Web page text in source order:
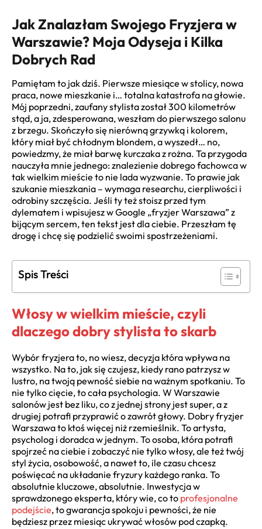
Jak Znalazłam Swojego Fryzjera w
Warszawie? Moja Odyseja i Kilka
Dobrych Rad
Pamiętam to jak dziś. Pierwsze miesiące w stolicy, nowa
praca, nowe mieszkanie i… totalna katastrofa na głowie.
Mój poprzedni, zaufany stylista został 300 kilometrów
stąd, a ja, zdesperowana, weszłam do pierwszego salonu
z brzegu. Skończyło się nierówną grzywką i kolorem,
który miał być chłodnym blondem, a wyszedł… no,
powiedzmy, że miał barwę kurczaka z rożna. Ta przygoda
nauczyła mnie jednego: znalezienie dobrego fachowca w
tak wielkim mieście to nie lada wyzwanie. To prawie jak
szukanie mieszkania – wymaga researchu, cierpliwości i
odrobiny szczęścia. Jeśli ty też stoisz przed tym
dylematem i wpisujesz w Google „fryzjer Warszawa” z
bijącym sercem, ten tekst jest dla ciebie. Przeszłam tę
drogę i chcę się podzielić swoimi spostrzeżeniami.
Spis Treści
Włosy w wielkim mieście, czyli
dlaczego dobry stylista to skarb
Wybór fryzjera to, no wiesz, decyzja która wpływa na
wszystko. Na to, jak się czujesz, kiedy rano patrzysz w
lustro, na twoją pewność siebie na ważnym spotkaniu. To
nie tylko cięcie, to cała psychologia. W Warszawie
salonów jest bez liku, co z jednej strony jest super, a z
drugiej potrafi przyprawić o zawrót głowy. Dobry fryzjer
Warszawa to ktoś więcej niż rzemieślnik. To artysta,
psycholog i doradca w jednym. To osoba, która potrafi
spojrzeć na ciebie i zobaczyć nie tylko włosy, ale też twój
styl życia, osobowość, a nawet to, ile czasu chcesz
poświęcać na układanie fryzury każdego ranka. To
absolutnie kluczowe, absolutnie. Inwestycja w
sprawdzonego eksperta, który wie, co to profesjonalne
podejście, to gwarancja spokoju i pewności, że nie
będziesz przez miesiąc ukrywać włosów pod czapką.